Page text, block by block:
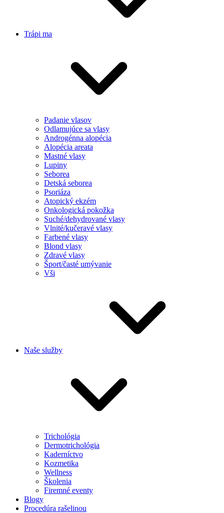
Trápi ma
Padanie vlasov
Odlamujúce sa vlasy
Androgénna alopécia
Alopécia areata
Mastné vlasy
Lupiny
Seborea
Detská seborea
Psoriáza
Atopický ekzém
Onkologická pokožka
Suché/dehydrované vlasy
Vlnité/kučeravé vlasy
Farbené vlasy
Blond vlasy
Zdravé vlasy
Šport/časté umývanie
Vši
Naše služby
Trichológia
Dermotrichológia
Kaderníctvo
Kozmetika
Wellness
Školenia
Firemné eventy
Blogy
Procedúra rašelinou